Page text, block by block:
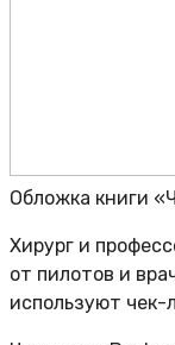
Обложка книги
Хирург и
от пилотов и
используют